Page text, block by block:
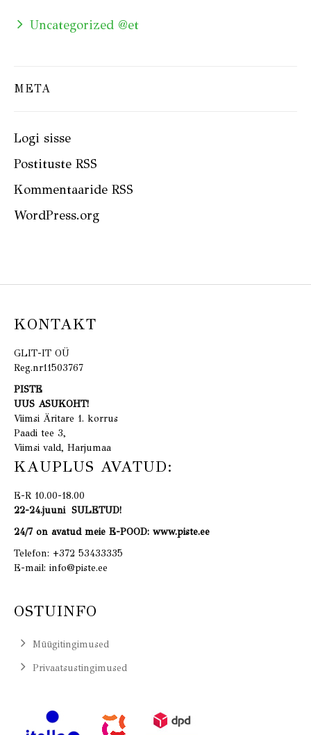
Uncategorized @et
META
Logi sisse
Postituste RSS
Kommentaaride RSS
WordPress.org
KONTAKT
GLIT-IT OÜ
Reg.nr11503767
PISTE
UUS ASUKOHT!
Viimsi Äritare 1. korrus
Paadi tee 3,
Viimsi vald, Harjumaa
KAUPLUS AVATUD:
E-R 10.00-18.00
22-24.juuni SULETUD!
24/7 on avatud meie E-POOD: www.piste.ee
Telefon: +372 53433335
E-mail: info@piste.ee
OSTUINFO
Müügitingimused
Privaatsustingimused